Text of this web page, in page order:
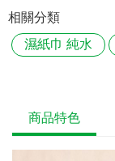
相關分類
濕紙巾 純水
商品特色